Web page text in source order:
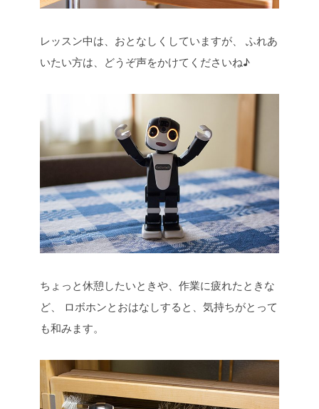
レッスン中は、おとなしくしていますが、
ふれあ
いたい方は、どうぞ声をかけてくださいね♪
ちょっと休憩したいときや、作業に疲れたときな
ど、
ロボホンとおはなしすると、気持ちがとって
も和みます。